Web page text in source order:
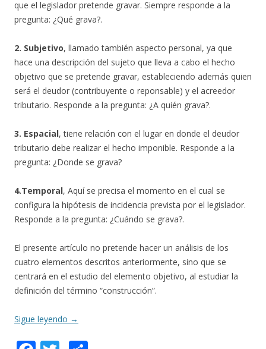
que el legislador pretende gravar. Siempre responde a la
pregunta: ¿Qué grava?.
2. Subjetivo, llamado también aspecto personal, ya que
hace una descripción del sujeto que lleva a cabo el hecho
objetivo que se pretende gravar, estableciendo además quien
será el deudor (contribuyente o reponsable) y el acreedor
tributario. Responde a la pregunta: ¿A quién grava?.
3. Espacial, tiene relación con el lugar en donde el deudor
tributario debe realizar el hecho imponible. Responde a la
pregunta: ¿Donde se grava?
4.Temporal, Aquí se precisa el momento en el cual se
configura la hipótesis de incidencia prevista por el legislador.
Responde a la pregunta: ¿Cuándo se grava?.
El presente artículo no pretende hacer un análisis de los
cuatro elementos descritos anteriormente, sino que se
centrará en el estudio del elemento objetivo, al estudiar la
definición del término “construcción”.
Sigue leyendo →